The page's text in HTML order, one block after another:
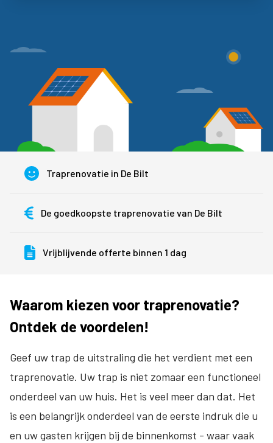
Traprenovatie in De Bilt
De goedkoopste traprenovatie van De Bilt
Vrijblijvende offerte binnen 1 dag
Waarom kiezen voor traprenovatie?
Ontdek de voordelen!
Geef uw trap de uitstraling die het verdient met een
traprenovatie. Uw trap is niet zomaar een functioneel
onderdeel van uw huis. Het is veel meer dan dat. Het
is een belangrijk onderdeel van de eerste indruk die u
en uw gasten krijgen bij de binnenkomst - waar vaak